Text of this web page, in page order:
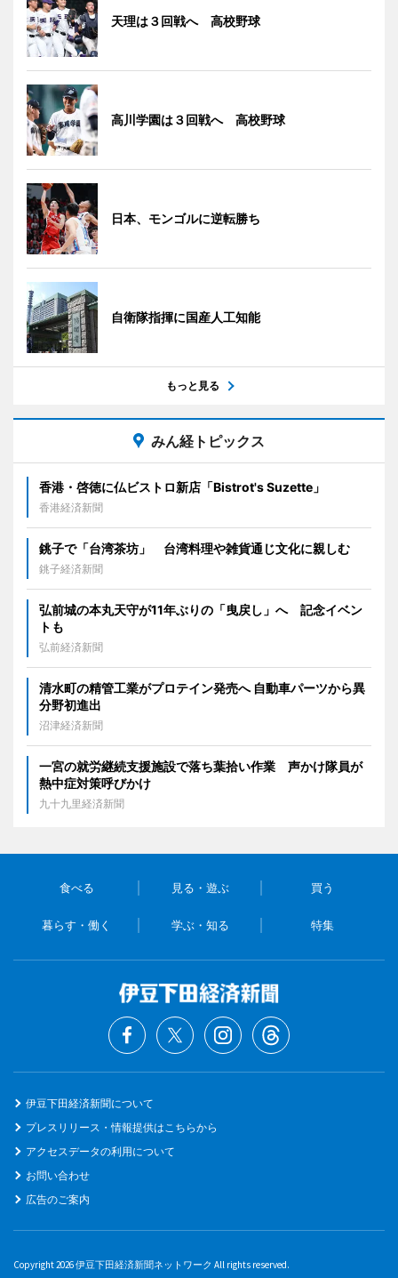
天理は３回戦へ 高校野球
高川学園は３回戦へ 高校野球
日本、モンゴルに逆転勝ち
自衛隊指揮に国産人工知能
もっと見る
みん経トピックス
香港・啓徳に仏ビストロ新店「Bistrot's Suzette」
香港経済新聞
銚子で「台湾茶坊」 台湾料理や雑貨通じ文化に親しむ
銚子経済新聞
弘前城の本丸天守が11年ぶりの「曳戻し」へ 記念イベン
トも
弘前経済新聞
清水町の精管工業がプロテイン発売へ 自動車パーツから異
分野初進出
沼津経済新聞
一宮の就労継続支援施設で落ち葉拾い作業 声かけ隊員が
熱中症対策呼びかけ
九十九里経済新聞
食べる 見る・遊ぶ 買う
暮らす・働く 学ぶ・知る 特集
伊豆下田経済新聞について
プレスリリース・情報提供はこちらから
アクセスデータの利用について
お問い合わせ
広告のご案内
Copyright 2026 伊豆下田経済新聞ネットワーク All rights reserved.